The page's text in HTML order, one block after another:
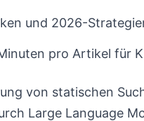
und 2026-
pro Artikel für
von statischen
Large Language